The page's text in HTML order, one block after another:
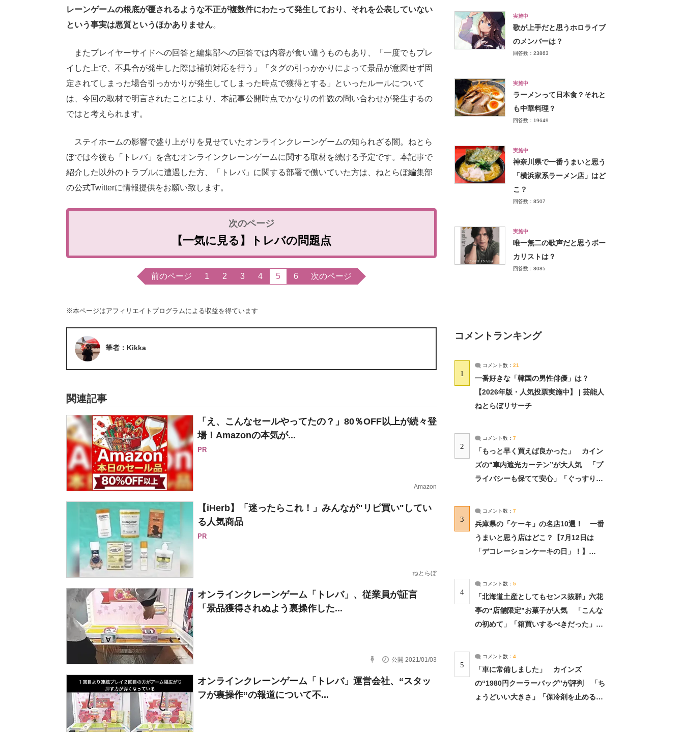
レーンゲームの根底が覆されるような不正が複数件にわたって発生しており、それを公表していない
という事実は悪質というほかありません。
またプレイヤーサイドへの回答と編集部への回答では内容が食い違うものもあり、「一度でもプレ
イした上で、不具合が発生した際は補填対応を行う」「タグの引っかかりによって景品が意図せず固
定されてしまった場合引っかかりが発生してしまった時点で獲得とする」といったルールについて
は、今回の取材で明言されたことにより、本記事公開時点でかなりの件数の問い合わせが発生するの
ではと考えられます。
ステイホームの影響で盛り上がりを見せていたオンラインクレーンゲームの知られざる闇。ねとら
ぼでは今後も「トレバ」を含むオンラインクレーンゲームに関する取材を続ける予定です。本記事で
紹介した以外のトラブルに遭遇した方、「トレバ」に関する部署で働いていた方は、ねとらぼ編集部
の公式Twitterに情報提供をお願い致します。
【一気に見る】トレバの問題点
前のページ 1 2 3 4 5 6 次のページ
※本ページはアフィリエイトプログラムによる収益を得ています
筆者：Kikka
関連記事
「え、こんなセールやってたの？」80％OFF以上が続々登
場！Amazonの本気が...
PR
Amazon
【iHerb】「迷ったらこれ！」みんなが"リピ買い"してい
る人気商品
PR
ねとらぼ
オンラインクレーンゲーム「トレバ」、従業員が証言
「景品獲得されぬよう裏操作した...
公開 2021/01/03
オンラインクレーンゲーム「トレバ」運営会社、“スタッ
フが裏操作”の報道について不...
実施中
歌が上手だと思うホロライブ
のメンバーは？
回答数：23863
実施中
ラーメンって日本食？それと
も中華料理？
回答数：19649
実施中
神奈川県で一番うまいと思う
「横浜家系ラーメン店」はど
こ？
回答数：8507
実施中
唯一無二の歌声だと思うボー
カリストは？
回答数：8085
コメントランキング
1
コメント数： 21
一番好きな「韓国の男性俳優」は？
【2026年版・人気投票実施中】 | 芸能人
ねとらぼリサーチ
2
コメント数： 7
「もっと早く買えば良かった」 カイン
ズの“車内遮光カーテン”が大人気 「プ
ライバシーも保てて安心」「ぐっすり眠
3
コメント数： 7
兵庫県の「ケーキ」の名店10選！ 一番
うまいと思う店はどこ？【7月12日は
「デコレーションケーキの日」！】
4
コメント数： 5
「北海道土産としてもセンス抜群」六花
亭の“店舗限定”お菓子が人気 「こんな
の初めて」「箱買いするべきだった」
5
コメント数： 4
「車に常備しました」 カインズ
の“1980円クーラーバッグ”が評判 「ち
ょうどいい大きさ」「保冷剤を止めるベ